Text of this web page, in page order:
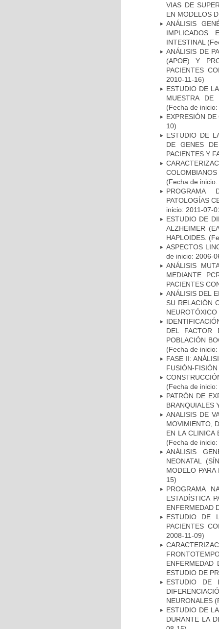
VIAS DE
EN MODELOS
ANÁLISIS
IMPLICADOS
INTESTINAL
ANÁLISIS DE
(APOE) Y
PACIENTES
2010-11-16)
ESTUDIO DE
MUESTRA DE
(Fecha de
EXPRESIÓN
10)
ESTUDIO DE
DE GENES
PACIENTES Y
(Fecha de
PROGRAMA
PATOLOGÍAS
inicio: 2011-07-
ESTUDIO DE
ALZHEIMER
HAPLOIDES.
ASPECTOS
de inicio: 2006-
ANÁLISIS
MEDIANTE
PACIENTES
ANÁLISIS DEL
SU RELACIÓN
NEUROTÓXICO
DEL FACTOR
POBLACIÓN
(Fecha de
FASE II:
FUSIÓN-
(Fecha de
PATRÓN DE
BRANQUIALES
ANALISIS DE
MOVIMIENTO,
EN LA CLINICA
(Fecha de
ANÁLISIS
NEONATAL
MODELO
15)
PROGRAMA
ESTADÍSTICA
ENFERMEDAD
ESTUDIO DE
PACIENTES
2008-11-09)
ENFERMEDAD
ESTUDIO DE
ESTUDIO DE
NEURONALES
ESTUDIO DE
DURANTE LA